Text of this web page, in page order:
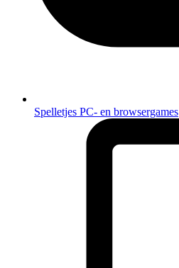
Spelletjes PC- en browsergames